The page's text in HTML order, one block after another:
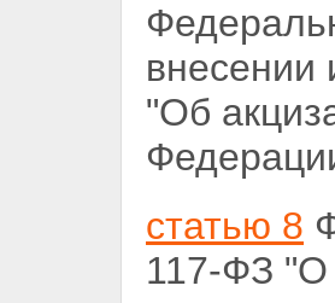
внесении
"Об
статью 8
117-ФЗ "О